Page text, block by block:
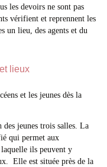
les devoirs ne sont pas
vérifient et reprennent les
un lieu, des agents et du
lieux
et les jeunes dès la
jeunes trois salles. La
qui permet aux
laquelle ils peuvent y
Elle est située près de la